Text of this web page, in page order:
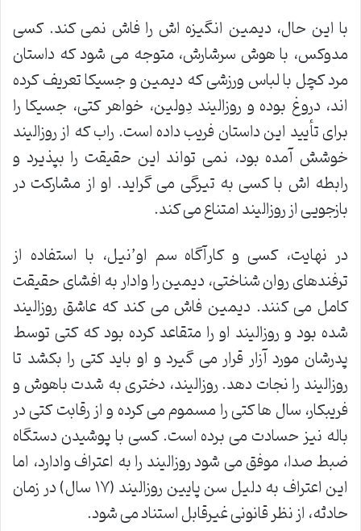
با این حال، دیمین انگیزه اش را فاش نمی کند. کسی
مدوکس، با هوش سرشارش، متوجه می شود که داستان
مرد کچل با لباس ورزشی که دیمین و جسیکا تعریف کرده
اند، دروغ بوده و روزالیند دِولین، خواهر کتی، جسیکا را
برای تأیید این داستان فریب داده است. راب که از روزالیند
خوشش آمده بود، نمی تواند این حقیقت را بپذیرد و
رابطه اش با کسی به تیرگی می گراید. او از مشارکت در
بازجویی از روزالیند امتناع می کند.
در نهایت، کسی و کارآگاه سم او’نیل، با استفاده از
ترفندهای روان شناختی، دیمین را وادار به افشای حقیقت
کامل می کنند. دیمین فاش می کند که عاشق روزالیند
شده بود و روزالیند او را متقاعد کرده بود که کتی توسط
پدرشان مورد آزار قرار می گیرد و او باید کتی را بکشد تا
روزالیند را نجات دهد. روزالیند، دختری به شدت باهوش و
فریبکار، سال ها کتی را مسموم می کرده و از رقابت کتی در
باله نیز حسادت می برده است. کسی با پوشیدن دستگاه
ضبط صدا، موفق می شود روزالیند را به اعتراف وادارد، اما
این اعتراف به دلیل سن پایین روزالیند (۱۷ سال) در زمان
حادثه، از نظر قانونی غیرقابل استناد می شود.